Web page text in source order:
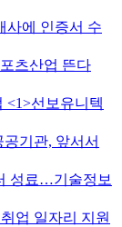
사에 인증서 수
츠산업 뜬다
<1>선보유니텍
기관, 앞서서
성료…기술정보
업 일자리 지원